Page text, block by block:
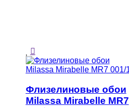
Флизелиновые обои
Milassa Mirabelle MR7